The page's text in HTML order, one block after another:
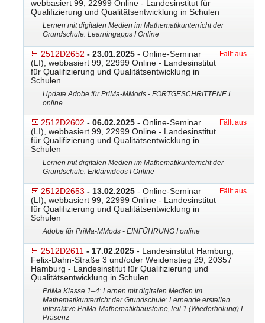
webbasiert 99, 22999 Online - Landesinstitut für
Qualifizierung und Qualitätsentwicklung in Schulen
Lernen mit digitalen Medien im Mathematikunterricht der
Grundschule: Learningapps I Online
2512D2652 - 23.01.2025 - Online-Seminar
(LI), webbasiert 99, 22999 Online - Landesinstitut
für Qualifizierung und Qualitätsentwicklung in
Schulen
Fällt aus
Update Adobe für PriMa-MMods - FORTGESCHRITTENE I
online
2512D2602 - 06.02.2025 - Online-Seminar
(LI), webbasiert 99, 22999 Online - Landesinstitut
für Qualifizierung und Qualitätsentwicklung in
Schulen
Fällt aus
Lernen mit digitalen Medien im Mathematikunterricht der
Grundschule: Erklärvideos I Online
2512D2653 - 13.02.2025 - Online-Seminar
(LI), webbasiert 99, 22999 Online - Landesinstitut
für Qualifizierung und Qualitätsentwicklung in
Schulen
Fällt aus
Adobe für PriMa-MMods - EINFÜHRUNG I online
2512D2611 - 17.02.2025 - Landesinstitut Hamburg,
Felix-Dahn-Straße 3 und/oder Weidenstieg 29, 20357
Hamburg - Landesinstitut für Qualifizierung und
Qualitätsentwicklung in Schulen
PriMa Klasse 1–4: Lernen mit digitalen Medien im
Mathematikunterricht der Grundschule: Lernende erstellen
interaktive PriMa-Mathematikbausteine,​ Teil 1 (Wiederholung) I
Präsenz